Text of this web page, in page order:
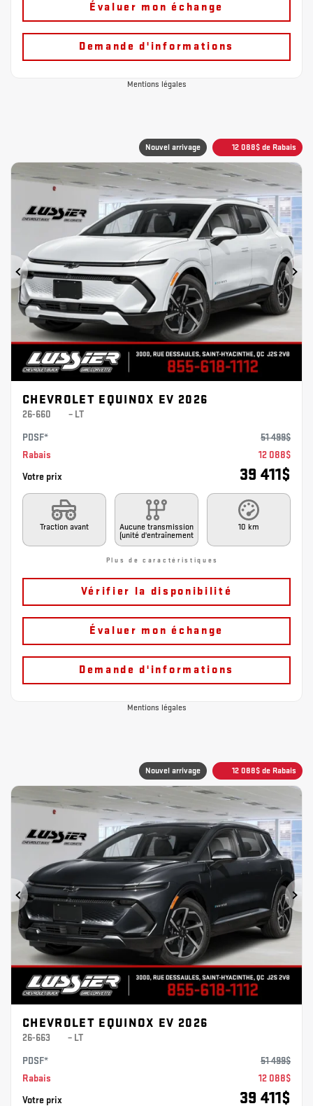
Évaluer mon échange
Demande d'informations
Mentions légales
Nouvel arrivage 12 088$ de Rabais
Précédent
CHEVROLET EQUINOX EV 2026
26-660
– LT
PDSF*
51 499$
Rabais
12 088$
Votre prix
39 411$
Traction avant
Aucune transmission
(unité d'entraînement
10 km
Plus de caractéristiques
Vérifier la disponibilité
Évaluer mon échange
Demande d'informations
Mentions légales
Nouvel arrivage 12 088$ de Rabais
Précédent
CHEVROLET EQUINOX EV 2026
26-663
– LT
PDSF*
51 499$
Rabais
12 088$
Votre prix
39 411$